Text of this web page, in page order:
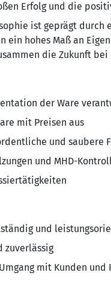
Erfolg und die
ist geprägt
ein ho­hes Maß an
die Zukunft bei
der Ware
mit Preisen aus
und saubere
und MHD-
und
zuverlässig
Umgang mit Kunden